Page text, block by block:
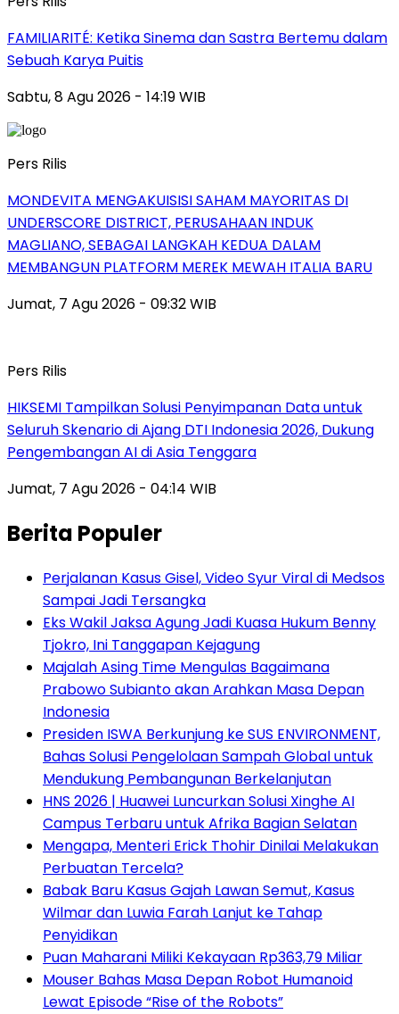
FAMILIARITÉ: Ketika Sinema dan Sastra Bertemu dalam
Sebuah Karya Puitis
Sabtu, 8 Agu 2026 - 14:19 WIB
Pers Rilis
MONDEVITA MENGAKUISISI SAHAM MAYORITAS DI
UNDERSCORE DISTRICT, PERUSAHAAN INDUK
MAGLIANO, SEBAGAI LANGKAH KEDUA DALAM
MEMBANGUN PLATFORM MEREK MEWAH ITALIA BARU
Jumat, 7 Agu 2026 - 09:32 WIB
Pers Rilis
HIKSEMI Tampilkan Solusi Penyimpanan Data untuk
Seluruh Skenario di Ajang DTI Indonesia 2026, Dukung
Pengembangan AI di Asia Tenggara
Jumat, 7 Agu 2026 - 04:14 WIB
Berita Populer
Perjalanan Kasus Gisel, Video Syur Viral di Medsos
Sampai Jadi Tersangka
Eks Wakil Jaksa Agung Jadi Kuasa Hukum Benny
Tjokro, Ini Tanggapan Kejagung
Majalah Asing Time Mengulas Bagaimana
Prabowo Subianto akan Arahkan Masa Depan
Indonesia
Presiden ISWA Berkunjung ke SUS ENVIRONMENT,
Bahas Solusi Pengelolaan Sampah Global untuk
Mendukung Pembangunan Berkelanjutan
HNS 2026 | Huawei Luncurkan Solusi Xinghe AI
Campus Terbaru untuk Afrika Bagian Selatan
Mengapa, Menteri Erick Thohir Dinilai Melakukan
Perbuatan Tercela?
Babak Baru Kasus Gajah Lawan Semut, Kasus
Wilmar dan Luwia Farah Lanjut ke Tahap
Penyidikan
Puan Maharani Miliki Kekayaan Rp363,79 Miliar
Mouser Bahas Masa Depan Robot Humanoid
Lewat Episode “Rise of the Robots”